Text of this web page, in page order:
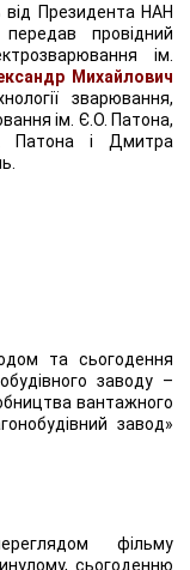
від Президента НАН
передав провідний
ім.
Михайлович
зварювання,
ім. Є.О. Патона,
Патона і Дмитра
та сьогодення
заводу –
вантажного
завод»
фільму
сьогоденню